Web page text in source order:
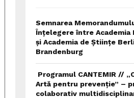
Semnarea
Înțelegere între Academia
și Academia de Științe
Brandenburg
Programul CANTEMIR //
Artă pentru prevenție” –
colaborativ